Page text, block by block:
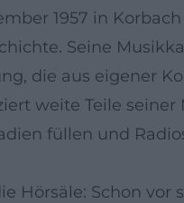
1957 in
Seine
die aus eigener
weite Teile
füllen und
Hörsäle: Schon vor